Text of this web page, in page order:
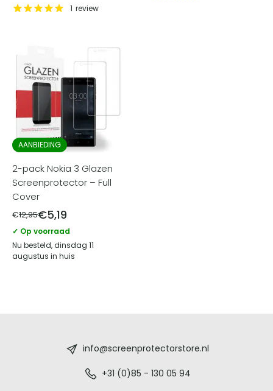
1 review
AANBIEDING
2-pack Nokia 3 Glazen
Screenprotector – Full
Cover
€12,95€5,19
✓ Op voorraad
Nu besteld, dinsdag 11
augustus in huis
info@screenprotectorstore.nl
+31 (0)85 - 130 05 94